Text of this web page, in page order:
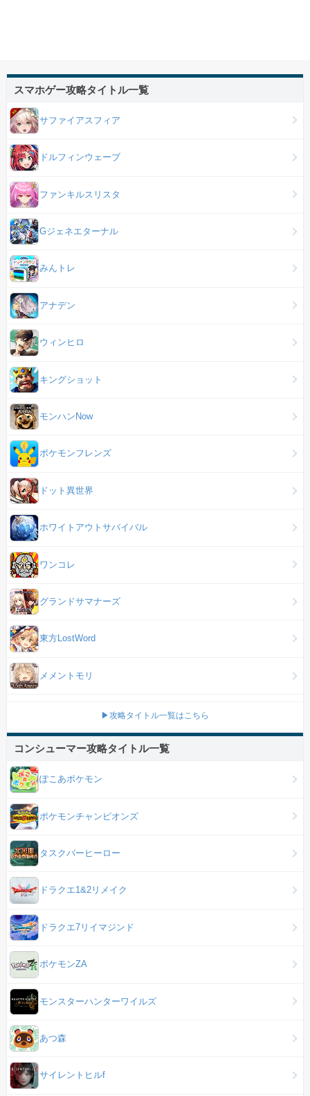
スマホゲー攻略タイトル一覧
サファイアスフィア
ドルフィンウェーブ
ファンキルスリスタ
Gジェネエターナル
みんトレ
アナデン
ウィンヒロ
キングショット
モンハンNow
ポケモンフレンズ
ドット異世界
ホワイトアウトサバイバル
ワンコレ
グランドサマナーズ
東方LostWord
メメントモリ
▶攻略タイトル一覧はこちら
コンシューマー攻略タイトル一覧
ぽこあポケモン
ポケモンチャンピオンズ
タスクバーヒーロー
ドラクエ1&2リメイク
ドラクエ7リイマジンド
ポケモンZA
モンスターハンターワイルズ
あつ森
サイレントヒルf